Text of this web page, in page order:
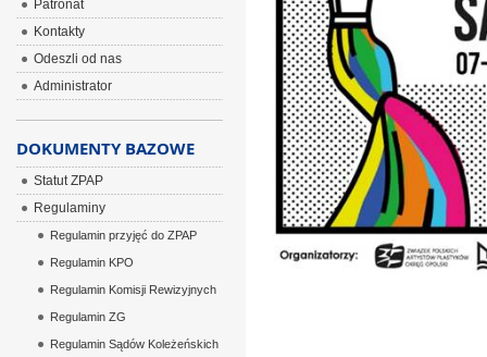
Patronat
Kontakty
Odeszli od nas
Administrator
DOKUMENTY BAZOWE
Statut ZPAP
Regulaminy
Regulamin przyjęć do ZPAP
Regulamin KPO
Regulamin Komisji Rewizyjnych
Regulamin ZG
Regulamin Sądów Koleżeńskich